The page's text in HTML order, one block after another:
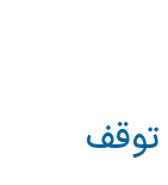
توقف